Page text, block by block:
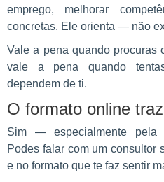
emprego, melhorar
concretas. Ele orienta — não
Vale a pena quando procuras
vale a pena quando
dependem de ti.
O formato online
Sim — especialmente pela
Podes falar com um consultor
e no formato que te faz sentir